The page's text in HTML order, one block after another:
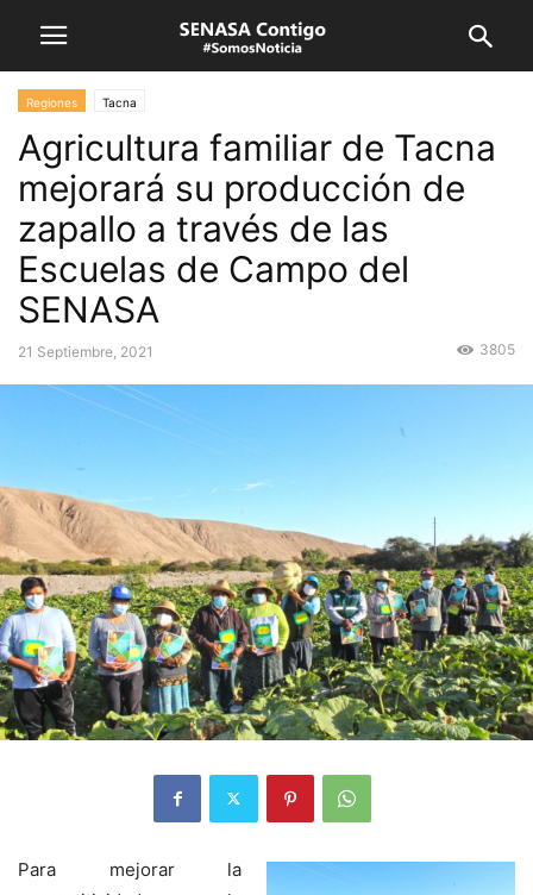
Regiones Tacna
Agricultura familiar de Tacna
mejorará su producción de
zapallo a través de las
Escuelas de Campo del
SENASA
21 Septiembre, 2021 3805
Para mejorar la